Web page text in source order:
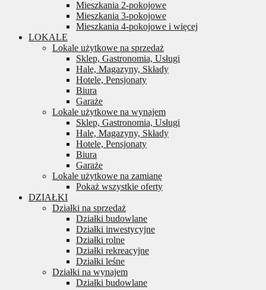
Mieszkania 2-pokojowe
Mieszkania 3-pokojowe
Mieszkania 4-pokojowe i więcej
LOKALE
Lokale użytkowe na sprzedaż
Sklep, Gastronomia, Usługi
Hale, Magazyny, Składy
Hotele, Pensjonaty
Biura
Garaże
Lokale użytkowe na wynajem
Sklep, Gastronomia, Usługi
Hale, Magazyny, Składy
Hotele, Pensjonaty
Biura
Garaże
Lokale użytkowe na zamianę
Pokaż wszystkie oferty
DZIAŁKI
Działki na sprzedaż
Działki budowlane
Działki inwestycyjne
Działki rolne
Działki rekreacyjne
Działki leśne
Działki na wynajem
Działki budowlane